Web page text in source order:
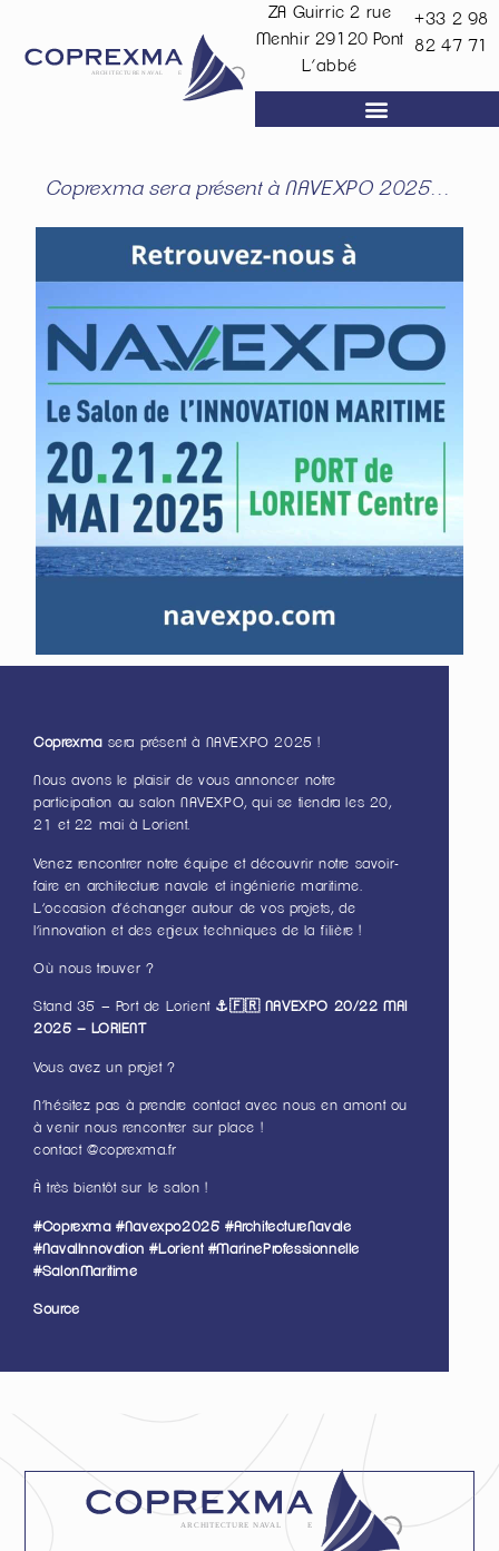
ZA Guirric 2 rue
Menhir 29120 Pont
L’abbé
+33 2 98
82 47 71
Coprexma sera présent à NAVEXPO 2025…
Coprexmasera présent à NAVEXPO 2025 !
Nous avons le plaisir de vous annoncer notre
participation au salon NAVEXPO, qui se tiendra les 20,
21 et 22 mai à Lorient.
Venez rencontrer notre équipe et découvrir notre savoir-
faire en architecture navale et ingénierie maritime.
L’occasion d’échanger autour de vos projets, de
l’innovation et des enjeux techniques de la filière !
Où nous trouver ?
Stand 35 – Port de Lorient ⚓️🇫🇷 NAVEXPO 20/22 MAI
2025 – LORIENT
Vous avez un projet ?
N’hésitez pas à prendre contact avec nous en amont ou
à venir nous rencontrer sur place !
contact @coprexma.fr
À très bientôt sur le salon !
#Coprexma #Navexpo2025 #ArchitectureNavale
#NavalInnovation #Lorient #MarineProfessionnelle
#SalonMaritime
Source